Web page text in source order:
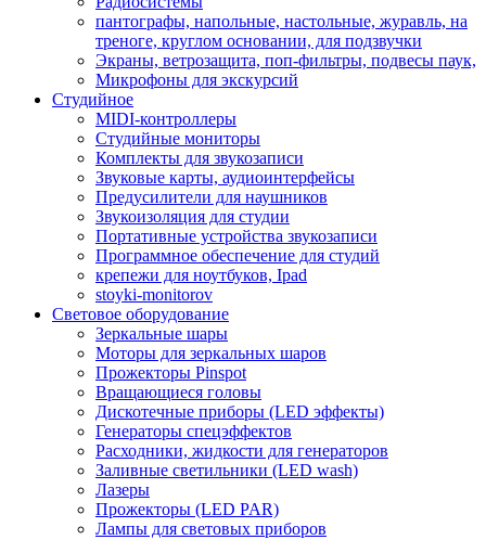
пантографы, напольные, настольные, журавль, на
треноге, круглом основании, для подзвучки
Экраны, ветрозащита, поп-фильтры, подвесы паук,
Микрофоны для экскурсий
Студийное
MIDI-контроллеры
Студийные мониторы
Комплекты для звукозаписи
Звуковые карты, аудиоинтерфейсы
Предусилители для наушников
Звукоизоляция для студии
Портативные устройства звукозаписи
Программное обеспечение для студий
крепежи для ноутбуков, Ipad
stoyki-monitorov
Световое оборудование
Зеркальные шары
Моторы для зеркальных шаров
Прожекторы Pinspot
Вращающиеся головы
Дискотечные приборы (LED эффекты)
Генераторы спецэффектов
Расходники, жидкости для генераторов
Заливные светильники (LED wash)
Лазеры
Прожекторы (LED PAR)
Лампы для световых приборов